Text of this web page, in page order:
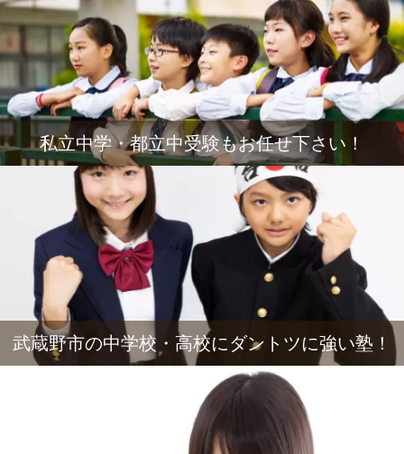
私立中学・都立中受験もお任せ下さい！
武蔵野市の中学校・高校にダントツに強い塾！